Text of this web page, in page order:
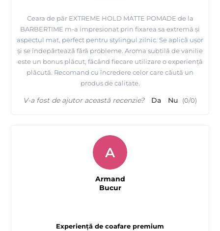
Ceara de păr EXTREME HOLD MATTE POMADE de la
BARBERTIME m-a impresionat prin fixarea sa extremă și
aspectul mat, perfect pentru stylingul zilnic. Se aplică ușor
și se îndepărtează fără probleme. Aroma subtilă de vanilie
este un bonus plăcut, făcând fiecare utilizare o experiență
plăcută. Recomand cu încredere celor care căută un
produs de calitate.
V-a fost de ajutor această recenzie? Da Nu (0/0)
Experiență de coafare premium
A
Armand
Bucur